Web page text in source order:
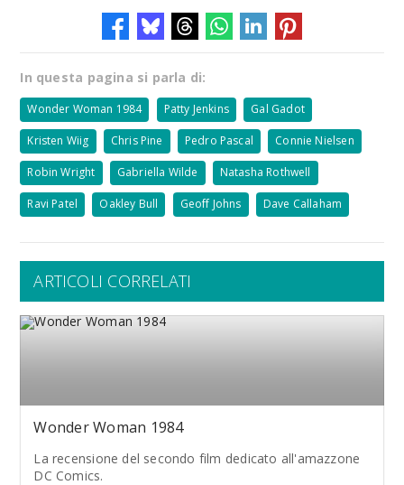
In questa pagina si parla di:
Wonder Woman 1984 Patty Jenkins Gal Gadot
Kristen Wiig Chris Pine Pedro Pascal Connie Nielsen
Robin Wright Gabriella Wilde Natasha Rothwell
Ravi Patel Oakley Bull Geoff Johns Dave Callaham
ARTICOLI CORRELATI
Wonder Woman 1984
La recensione del secondo film dedicato all'amazzone
DC Comics.